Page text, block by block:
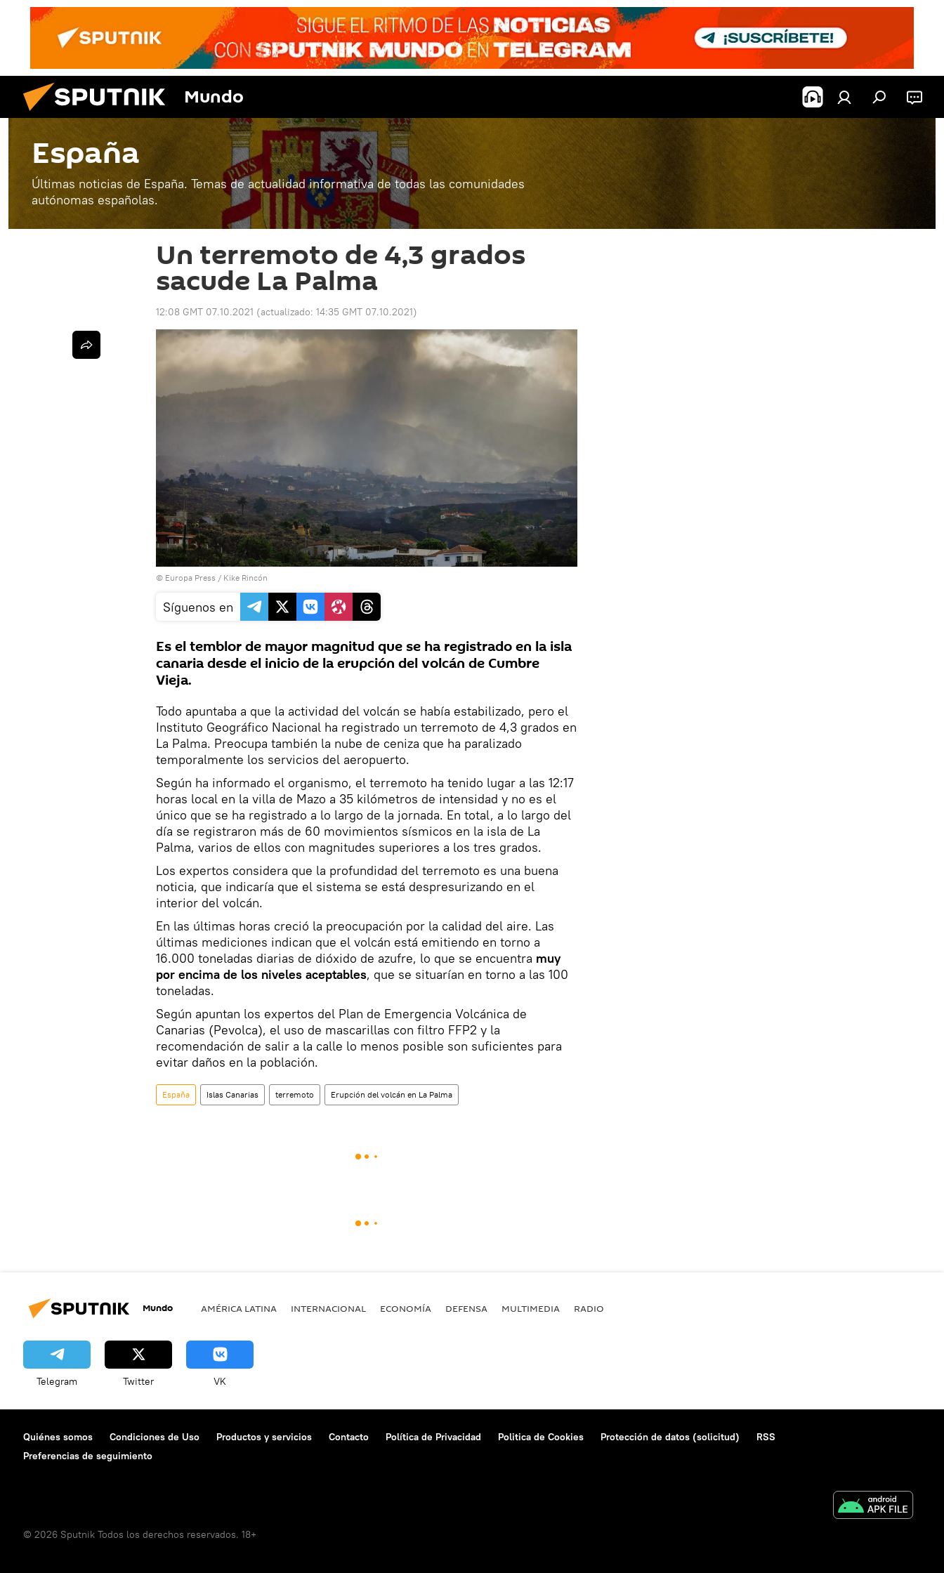
Mundo
España
Últimas noticias de España. Temas de actualidad informativa de todas las comunidades
autónomas españolas.
Un terremoto de 4,3 grados
sacude La Palma
12:08 GMT 07.10.2021 (actualizado: 14:35 GMT 07.10.2021)
© Europa Press / Kike Rincón
Síguenos en
Es el temblor de mayor magnitud que se ha registrado en la isla
canaria desde el inicio de la erupción del volcán de Cumbre
Vieja.
Todo apuntaba a que la actividad del volcán se había estabilizado, pero el
Instituto Geográfico Nacional ha registrado un terremoto de 4,3 grados en
La Palma. Preocupa también la nube de ceniza que ha paralizado
temporalmente los servicios del aeropuerto.
Según ha informado el organismo, el terremoto ha tenido lugar a las 12:17
horas local en la villa de Mazo a 35 kilómetros de intensidad y no es el
único que se ha registrado a lo largo de la jornada. En total, a lo largo del
día se registraron más de 60 movimientos sísmicos en la isla de La
Palma, varios de ellos con magnitudes superiores a los tres grados.
Los expertos considera que la profundidad del terremoto es una buena
noticia, que indicaría que el sistema se está despresurizando en el
interior del volcán.
En las últimas horas creció la preocupación por la calidad del aire. Las
últimas mediciones indican que el volcán está emitiendo en torno a
16.000 toneladas diarias de dióxido de azufre, lo que se encuentra muy
por encima de los niveles aceptables, que se situarían en torno a las 100
toneladas.
Según apuntan los expertos del Plan de Emergencia Volcánica de
Canarias (Pevolca), el uso de mascarillas con filtro FFP2 y la
recomendación de salir a la calle lo menos posible son suficientes para
evitar daños en la población.
España Islas Canarias terremoto Erupción del volcán en La Palma
Mundo AMÉRICA LATINA INTERNACIONAL ECONOMÍA DEFENSA MULTIMEDIA RADIO
Telegram Twitter VK
Quiénes somos Condiciones de Uso Productos y servicios Contacto Política de Privacidad Politica de Cookies Protección de datos (solicitud)
RSS
Preferencias de seguimiento
© 2026 Sputnik Todos los derechos reservados. 18+